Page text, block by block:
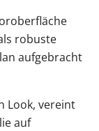
robuste
aufgebracht
Look, vereint
auf